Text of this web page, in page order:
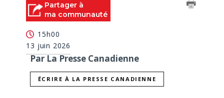
Partager à
ma communauté
15h00
13 juin 2026
Par La Presse Canadienne
ÉCRIRE À LA PRESSE CANADIENNE